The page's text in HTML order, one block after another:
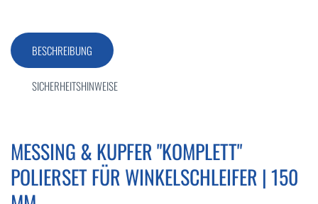
BESCHREIBUNG
MESSING & KUPFER "KOMPLETT"
POLIERSET FÜR WINKELSCHLEIFER | 150
SICHERHEITSHINWEISE